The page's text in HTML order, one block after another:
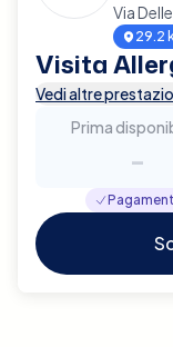
Via
29.2
Visita
Vedi altre
Prima
-